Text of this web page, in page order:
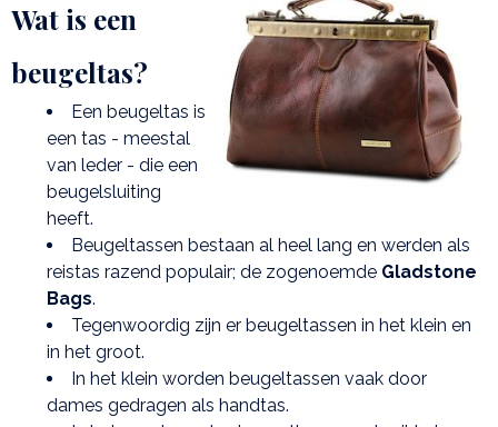
Wat is een
beugeltas?
Een beugeltas is
een tas - meestal
van leder - die een
beugelsluiting
heeft.
Beugeltassen bestaan al heel lang en werden als
reistas razend populair; de zogenoemde Gladstone
Bags.
Tegenwoordig zijn er beugeltassen in het klein en
in het groot.
In het klein worden beugeltassen vaak door
dames gedragen als handtas.